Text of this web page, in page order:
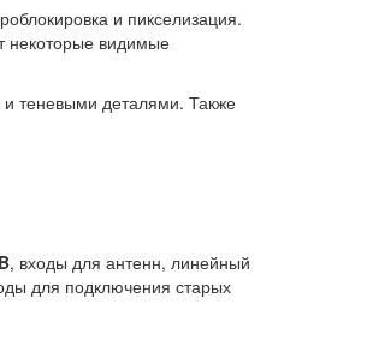
и пикселизация.
некоторые видимые
теневыми деталями. Также
, входы для антенн, линейный
для подключения старых